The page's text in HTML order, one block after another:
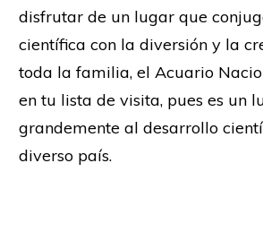
disfrutar de un lugar que
científica con la diversión y la
toda la familia, el Acuario
en tu lista de visita, pues es un
grandemente al desarrollo
diverso país.